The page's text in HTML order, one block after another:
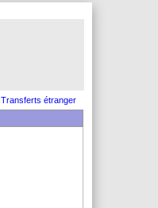
Transferts étranger